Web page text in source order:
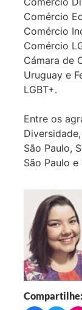
Comércio
Comércio
Comércio
Cámara de
Uruguay e
LGBT+.
Entre os
São Paulo,
São Paulo e
Compartilhe: